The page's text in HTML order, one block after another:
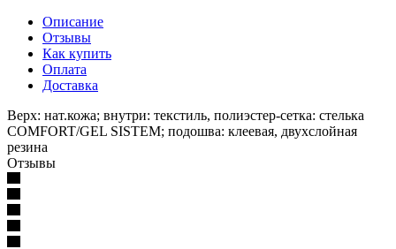
Описание
Отзывы
Как купить
Оплата
Доставка
Верх: нат.кожа; внутри: текстиль, полиэстер-сетка: стелька
COMFORT/GEL SISTEM; подошва: клеевая, двухслойная
резина
Отзывы